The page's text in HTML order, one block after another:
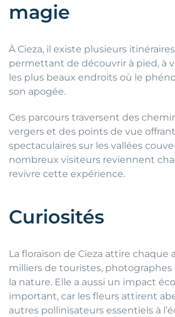
magie
À Cieza, il existe plusieurs
permettant de découvrir à pied, à
les plus beaux endroits où le
son apogée.
Ces parcours traversent des
vergers et des points de vue
spectaculaires sur les vallées
nombreux visiteurs reviennent
revivre cette expérience.
Curiosités
La floraison de Cieza attire chaque
milliers de touristes,
la nature. Elle a aussi un impact
important, car les fleurs attirent
autres pollinisateurs essentiels à